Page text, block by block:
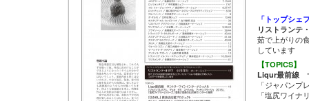
「トップシェ
リストランテ
茹で上がりの
しています
【TOPICS】
Liqur最前線
「ジャパン
「塩尻ワイナ